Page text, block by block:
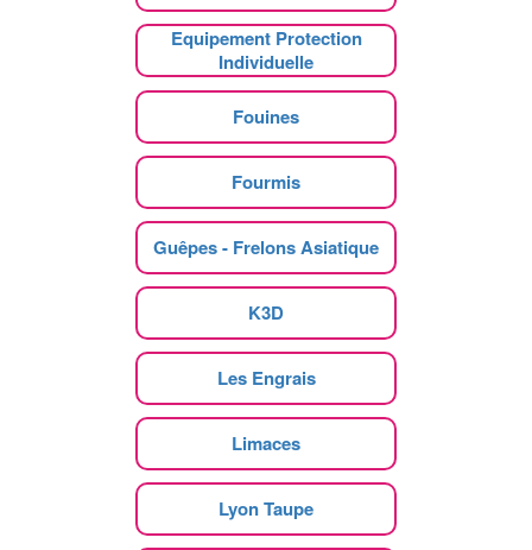
Equipement Protection
Individuelle
Fouines
Fourmis
Guêpes - Frelons Asiatique
K3D
Les Engrais
Limaces
Lyon Taupe